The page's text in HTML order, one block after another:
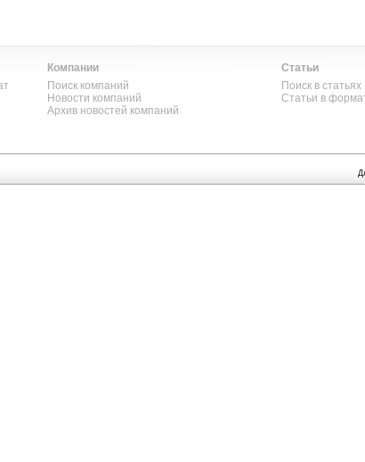
Компании
Поиск компаний
Новости компаний
Архив новостей компаний
Статьи
Поиск в статьях
Статьи в